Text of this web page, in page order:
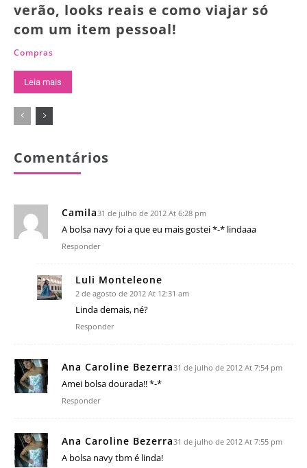
verão, looks reais e como viajar só
com um item pessoal!
Compras
Leia mais
Comentários
Camila 31 de julho de 2012 At 6:28 pm
A bolsa navy foi a que eu mais gostei *-* lindaaa
Responder
Luli Monteleone
2 de agosto de 2012 At 12:31 am
Linda demais, né?
Responder
Ana Caroline Bezerra 31 de julho de 2012 At 7:54 pm
Amei bolsa dourada!! *-*
Responder
Ana Caroline Bezerra 31 de julho de 2012 At 7:55 pm
A bolsa navy tbm é linda!